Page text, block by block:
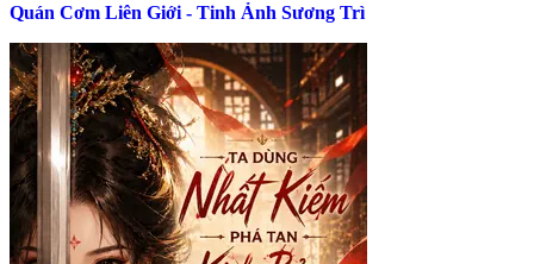
Quán Cơm Liên Giới - Tinh Ảnh Sương Trì